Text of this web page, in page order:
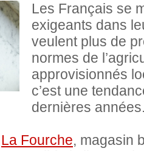
Les Français se
exigeants dans
veulent plus de
normes de
approvisionnés
c’est une
dernières
La Fourche, magasin